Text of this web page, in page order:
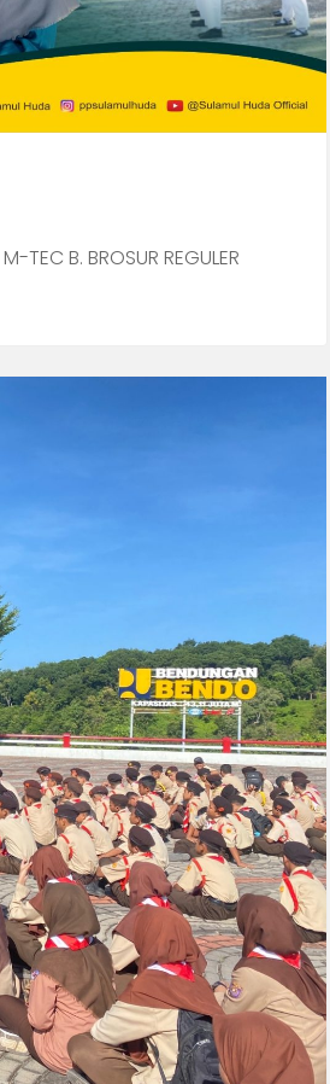
B. BROSUR REGULER